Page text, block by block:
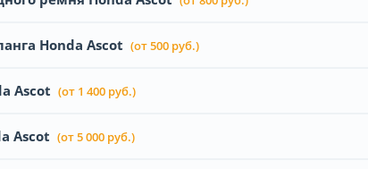
Honda Ascot (от 500 руб.)
Ascot (от 1 400 руб.)
Ascot (от 5 000 руб.)